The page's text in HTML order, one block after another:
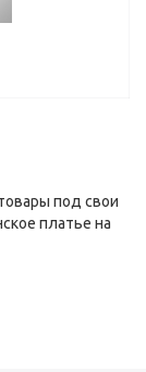
под свои
платье на